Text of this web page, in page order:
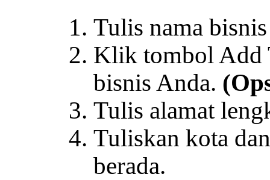
Tulis nama
Klik tombol Add
bisnis Anda.
Tulis alamat
Tuliskan kota
berada.